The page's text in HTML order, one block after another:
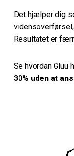
Det hjælper dig
Resultatet er
Se hvordan Gluu
30% uden at